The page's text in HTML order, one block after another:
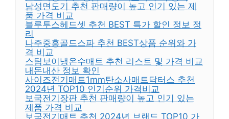
남성면도기 추천 판매량이 높고 인기 있는 제
품 가격 비교
블루투스헤드셋 추천 BEST 특가 할인 정보 정
리
나주중흥골드스파 추천 BEST상품 순위와 가
격 비교
스팀보이냉온수매트 추천 리스트 및 가격 비교
내돈내산 정보 확인
사이즈전기매트1mm탄소사매트닥터스 추천
2024년 TOP10 인기순위 가격비교
보국전기장판 추천 판매량이 높고 인기 있는
제품 가격 비교
보국전기매트 추천 2024년 브랜드 TOP10 가